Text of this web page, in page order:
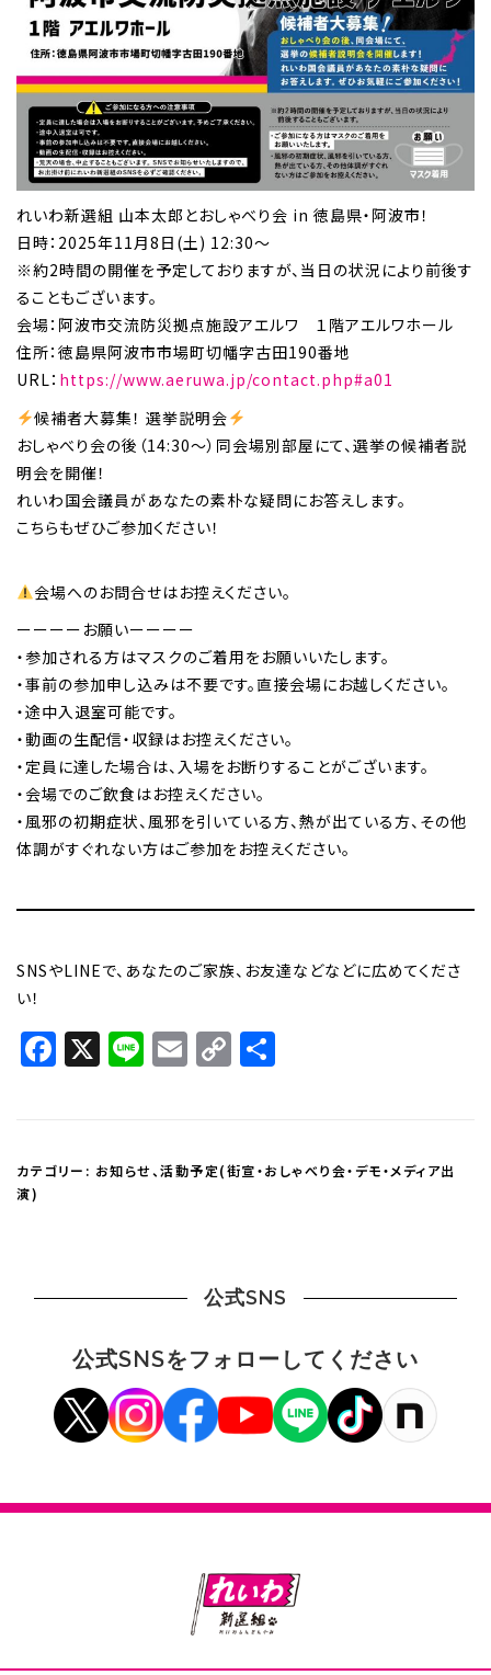
れいわ新選組 山本太郎とおしゃべり会 in 徳島県・阿波市！
日時：2025年11月8日(土) 12:30～
※約2時間の開催を予定しておりますが、当日の状況により前後す
ることもございます。
会場：阿波市交流防災拠点施設アエルワ １階アエルワホール
住所：徳島県阿波市市場町切幡字古田190番地
URL： https://www.aeruwa.jp/contact.php#a01
候補者大募集！ 選挙説明会
おしゃべり会の後（14:30〜）同会場別部屋にて、選挙の候補者説
明会を開催！
れいわ国会議員があなたの素朴な疑問にお答えします。
こちらもぜひご参加ください！
会場へのお問合せはお控えください。
ーーーーお願いーーーー
・参加される方はマスクのご着用をお願いいたします。
・事前の参加申し込みは不要です。直接会場にお越しください。
・途中入退室可能です。
・動画の生配信・収録はお控えください。
・定員に達した場合は、入場をお断りすることがございます。
・会場でのご飲食はお控えください。
・風邪の初期症状、風邪を引いている方、熱が出ている方、その他
体調がすぐれない方はご参加をお控えください。
SNSやLINEで、あなたのご家族、お友達などなどに広めてくださ
い！
Facebook
X LineEmail
Copy
Link
カテゴリー: お知らせ、活動予定(街宣・おしゃべり会・デモ・メディア出
演)
公式SNS
公式SNSをフォローしてください